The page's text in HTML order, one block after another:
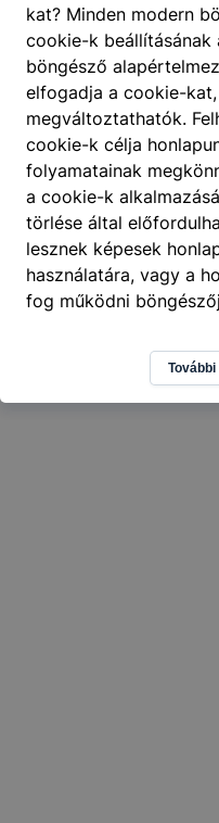
404 A
kat? Minden modern
cookie-k
böngésző
elfogadja a cookie-
megváltoztathatók.
cookie-k célja
folyamatainak
a cookie-k
törlése által
lesznek képesek
használatára, vagy a
fog működni